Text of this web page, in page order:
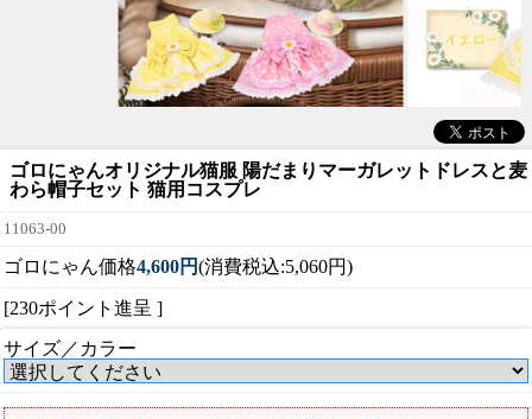
ゴロにゃんオリジナル猫服 陽だまりマーガレットドレスと麦
わら帽子セット 猫用コスプレ
11063-00
ゴロにゃん価格4,600円(消費税込:5,060円)
[230ポイント進呈 ]
サイズ／カラー